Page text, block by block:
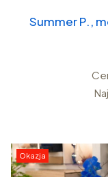
Summer P.,
Okazja